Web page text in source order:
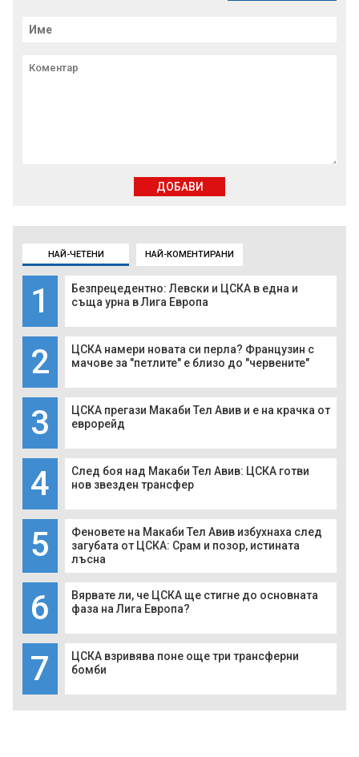
НАЙ-ЧЕТЕНИ НАЙ-КОМЕНТИРАНИ
1
Безпрецедентно: Левски и ЦСКА в една и
съща урна в Лига Европа
2
ЦСКА намери новата си перла? Французин с
мачове за "петлите" е близо до "червените"
3
ЦСКА прегази Макаби Тел Авив и е на крачка от
еврорейд
4
След боя над Макаби Тел Авив: ЦСКА готви
нов звезден трансфер
5
Феновете на Макаби Тел Авив избухнаха след
загубата от ЦСКА: Срам и позор, истината
лъсна
6
Вярвате ли, че ЦСКА ще стигне до основната
фаза на Лига Европа?
7
ЦСКА взривява поне още три трансферни
бомби
ДОБАВИ